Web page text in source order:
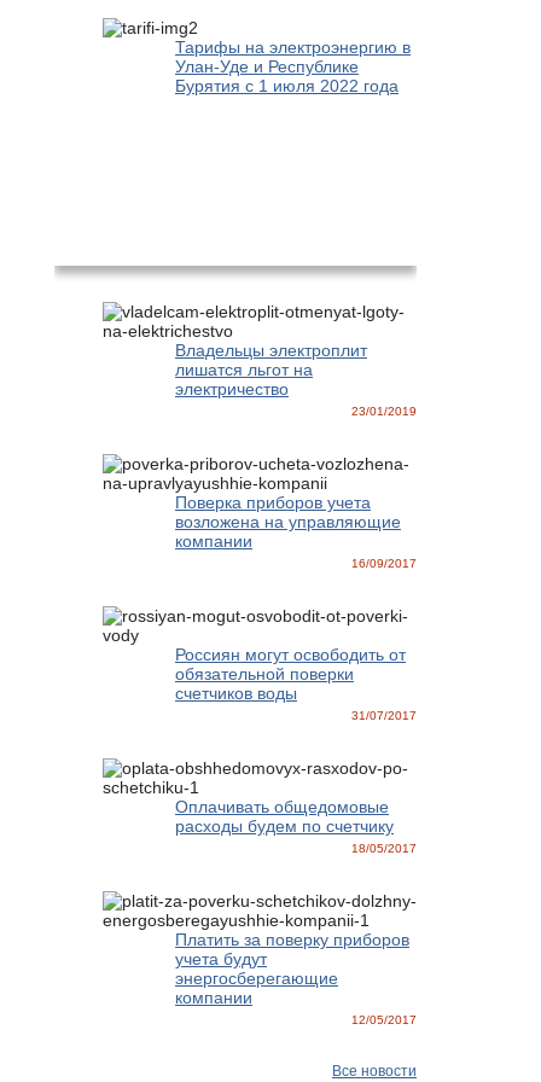
Тарифы на электроэнергию в
Улан-Уде и Республике
Бурятия с 1 июля 2022 года
Владельцы электроплит
лишатся льгот на
электричество
23/01/2019
Поверка приборов учета
возложена на управляющие
компании
16/09/2017
Россиян могут освободить от
обязательной поверки
счетчиков воды
31/07/2017
Оплачивать общедомовые
расходы будем по счетчику
18/05/2017
Платить за поверку приборов
учета будут
энергосберегающие
компании
12/05/2017
Все новости